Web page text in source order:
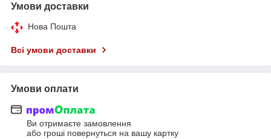
Умови доставки
Нова Пошта
Всі умови доставки
Умови оплати
Ви отримаєте замовлення
або гроші повернуться на вашу картку